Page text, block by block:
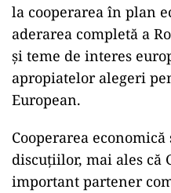
la cooperarea în plan
aderarea completă a
și teme de interes
apropiatelor alegeri
European.
Cooperarea
discuțiilor, mai ales că
important partener